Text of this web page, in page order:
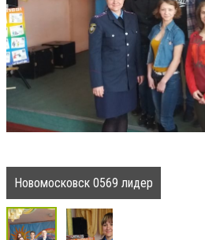
Новомосковск 0569 лидер